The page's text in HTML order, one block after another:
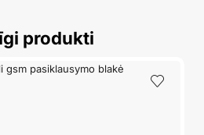
produkti